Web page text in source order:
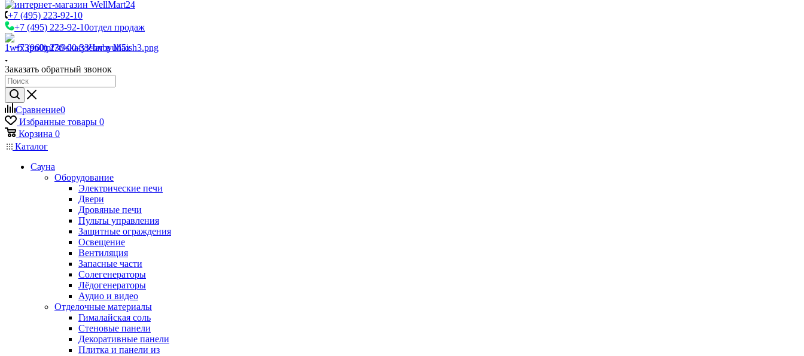
+7 (495) 223-92-10
+7 (495) 223-92-10отдел продаж
+7 (960) 230-00-33Чат в Max
Заказать обратный звонок
Сравнение0
Избранные товары 0
Корзина 0
Каталог
Сауна
Оборудование
Электрические печи
Двери
Дровяные печи
Пульты управления
Защитные ограждения
Освещение
Вентиляция
Запасные части
Солегенераторы
Лёдогенераторы
Аудио и видео
Отделочные материалы
Гималайская соль
Стеновые панели
Декоративные панели
Плитка и панели из